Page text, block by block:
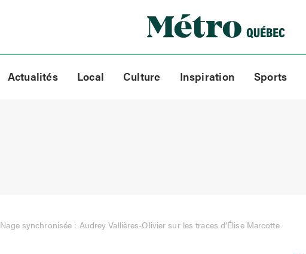
Actualités Local Culture Inspiration Sports
Nage synchronisée : Audrey Vallières-Olivier sur les traces d’Élise Marcotte